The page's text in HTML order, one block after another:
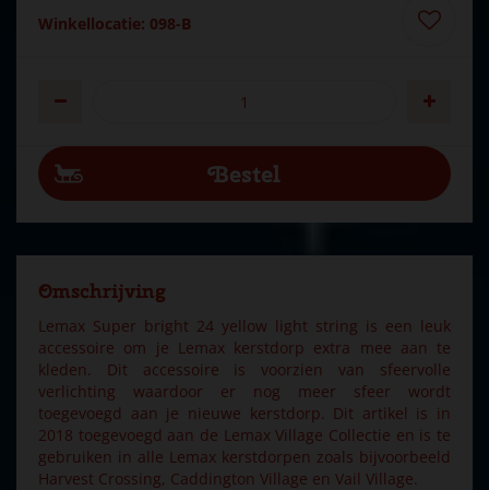
Winkellocatie: 098-B
Omschrijving
Lemax Super bright 24 yellow light string is een leuk
accessoire om je Lemax kerstdorp extra mee aan te
kleden. Dit accessoire is voorzien van sfeervolle
verlichting waardoor er nog meer sfeer wordt
toegevoegd aan je nieuwe kerstdorp. Dit artikel is in
2018 toegevoegd aan de Lemax Village Collectie en is te
gebruiken in alle Lemax kerstdorpen zoals bijvoorbeeld
Harvest Crossing, Caddington Village en Vail Village.